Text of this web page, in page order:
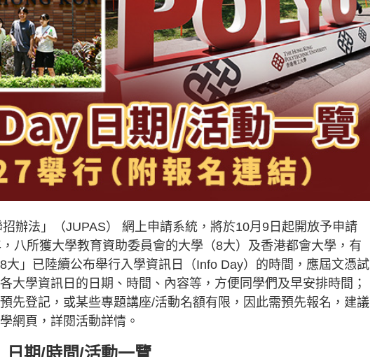
辦法」（JUPAS） 網上申請系統，將於10月9日起開放予申請
八所獲大學教育資助委員會的大學（8大）及香港都會大學，有
大」已陸續公布舉行入學資訊日（Info Day）的時間，應屆文憑試
大學資訊日的日期、時間、內容等，方便同學們及早安排時間；
先登記，或某些專題講座/活動名額有限，因此需預先報名，建議
網頁，詳閱活動詳情。
期/時間/活動一覽